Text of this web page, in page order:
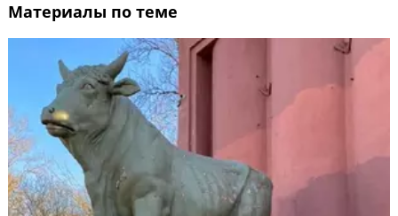
Материалы по теме